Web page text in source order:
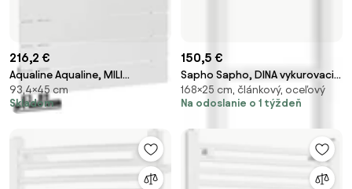
216,2 €
Aqualine Aqualine, MILI
vykurovacie teleso 450x934
mm, biela, DC600T
93,4×45 cm
Skladom
150,5 €
Sapho Sapho, DINA vykurovacie
teleso 250x1680mm, biela,
IR377TW
168×25 cm, článkový, oceľový
Na odoslanie o 1 týždeň